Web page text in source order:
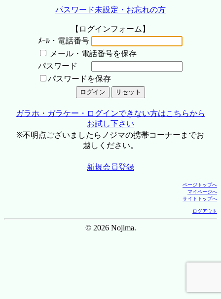
パスワード未設定・お忘れの方
【ログインフォーム】
ﾒｰﾙ・電話番号
メール・電話番号を保存
パスワード
パスワードを保存
ガラホ・ガラケー・ログインできない方はこちらから
お試し下さい
※不明点ございましたらノジマの携帯コーナーまでお
越しください。
新規会員登録
ページトップへ
マイページへ
サイトトップへ
ログアウト
© 2026 Nojima.